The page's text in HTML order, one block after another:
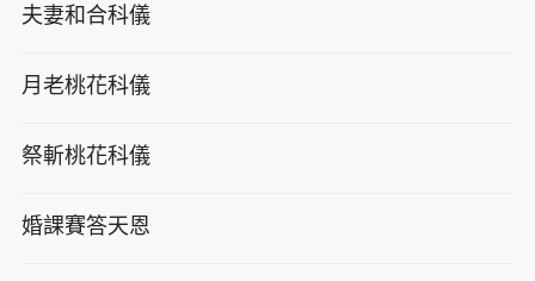
夫妻和合科儀
月老桃花科儀
祭斬桃花科儀
婚課賽答天恩